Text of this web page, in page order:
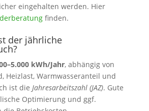
eingehalten werden. Hier
finden.
der jährliche
kWh/Jahr, abhängig von
Heizlast, Warmwasseranteil und
ist die Jahresarbeitszahl (JAZ). Gute
Optimierung und ggf.